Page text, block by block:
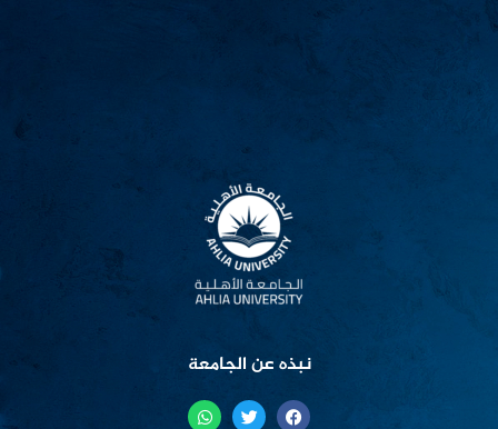
نبذه عن الجامعة